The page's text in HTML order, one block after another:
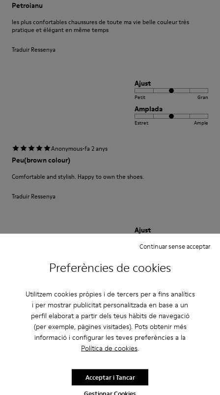
Preferències de cookies
Utilitzem cookies pròpies i de tercers per a fins analítics
i per mostrar publicitat personalitzada en base a un
perfil elaborat a partir dels teus hàbits de navegació
(per exemple, pàgines visitades). Pots obtenir més
informació i configurar les teves preferències a la
Política de cookies.
Continuar sense acceptar
Acceptar i Tancar
Petroianu
les plus confortables chaussures de toute ma vie belle couleur très
pratique et élégant en même temps
Traduir Ressenya
Ajust
Petit Gran
Amplada
Estret Ample
Anonymous·fa 2 anys
Peu(brown colour)
Comfortable and stylish. Happy to own the shoes.
Traduir Ressenya
Ajust
Petit Gran
Estret
Anonymous·fa 3 anys
Excelente
Muy comodo excelente compra me gusto
Ajust